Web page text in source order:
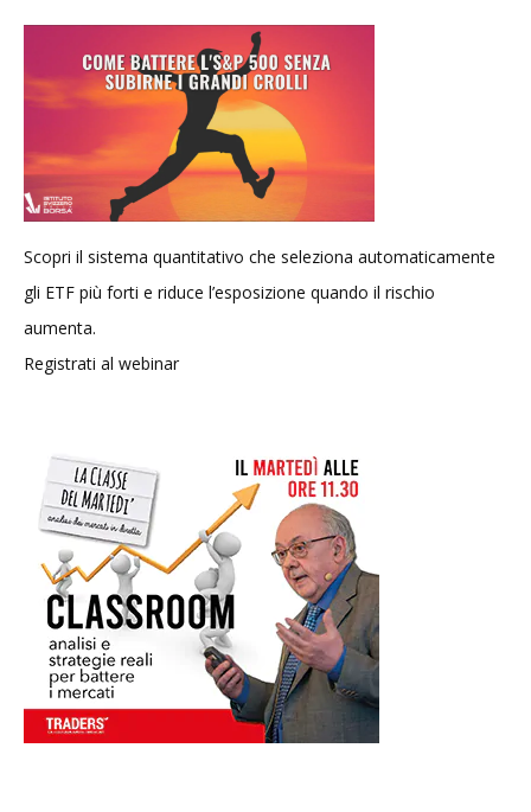
Scopri il sistema quantitativo che seleziona automaticamente
gli ETF più forti e riduce l’esposizione quando il rischio
aumenta.
Registrati al webinar